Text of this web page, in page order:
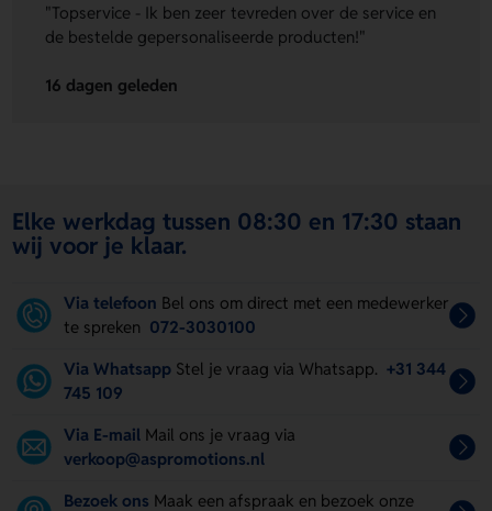
"Topservice - Ik ben zeer tevreden over de service en
de bestelde gepersonaliseerde producten!"
16 dagen geleden
Elke werkdag tussen 08:30 en 17:30 staan
wij voor je klaar.
Via telefoon Bel ons om direct met een medewerker
te spreken 072-3030100
Via Whatsapp Stel je vraag via Whatsapp. +31 344
745 109
Via E-mail Mail ons je vraag via
verkoop@aspromotions.nl
Bezoek ons Maak een afspraak en bezoek onze